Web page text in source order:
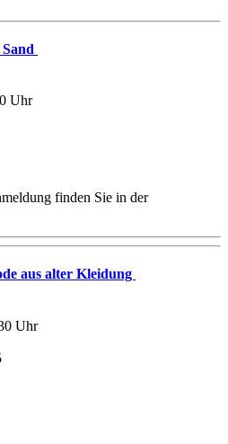
Uhr
finden Sie in der
aus alter Kleidung
Uhr